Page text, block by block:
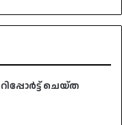
ചെയ്ത